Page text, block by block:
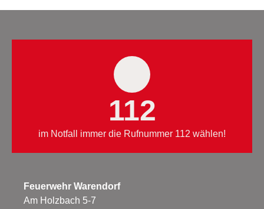
112
im Notfall immer die Rufnummer 112 wählen!
Feuerwehr Warendorf
Am Holzbach 5-7